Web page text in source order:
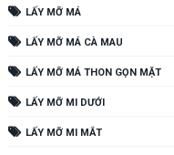
LẤY MỠ MÁ
LẤY MỠ MÁ CÀ MAU
LẤY MỠ MÁ THON GỌN MẶT
LẤY MỠ MI DƯỚI
LẤY MỠ MI MẮT